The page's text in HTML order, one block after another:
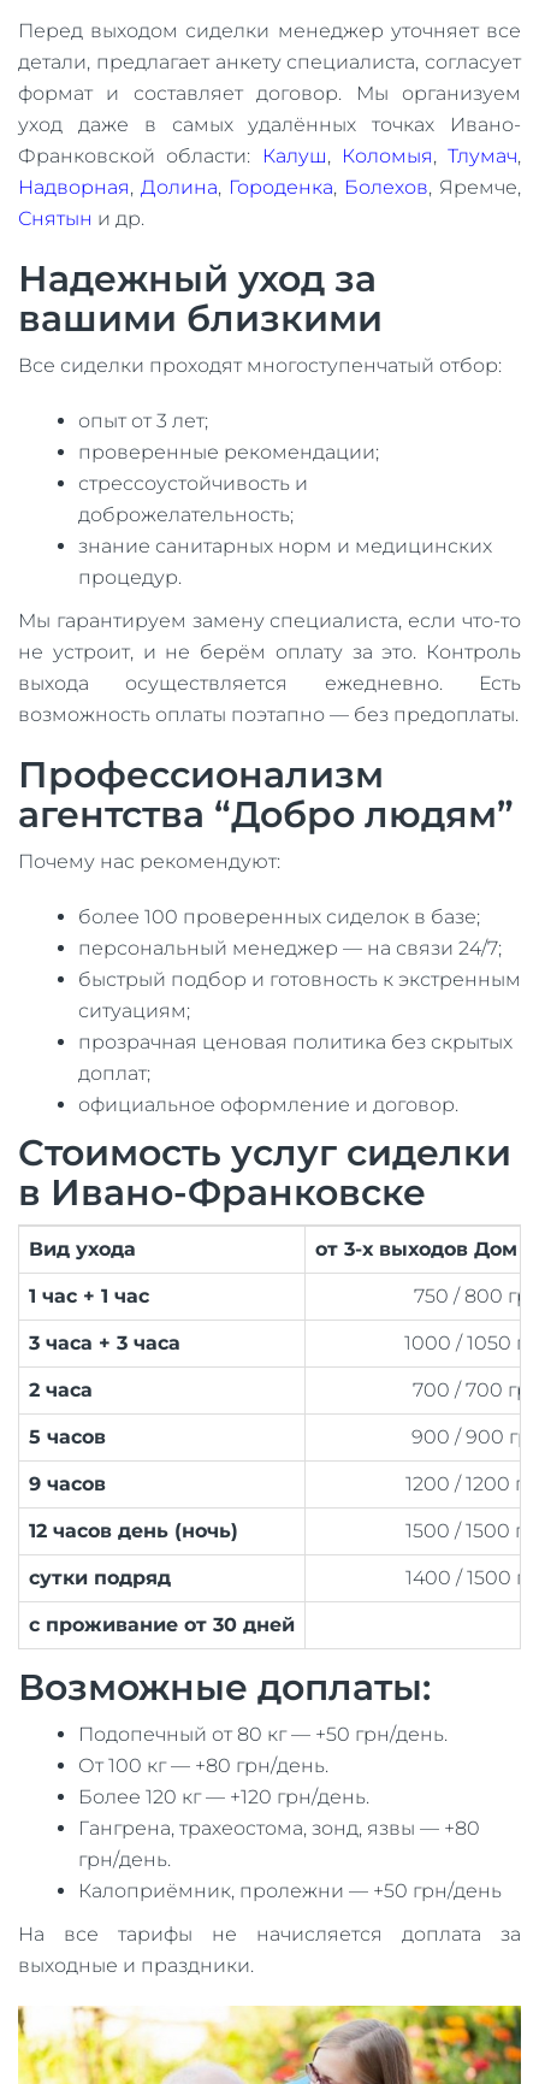
Перед выходом сиделки менеджер уточняет все
детали, предлагает анкету специалиста, согласует
формат и составляет договор. Мы организуем
уход даже в самых удалённых точках Ивано-
Франковской области:
Калуш, Коломыя, Тлумач,
Надворная, Долина, Городенка, Болехов, Яремче,
Снятын и др.
Надежный уход за
вашими близкими
Все сиделки проходят многоступенчатый отбор:
опыт от 3 лет;
проверенные рекомендации;
стрессоустойчивость и
доброжелательность;
знание санитарных норм и медицинских
процедур.
Мы гарантируем замену специалиста, если что-то
не устроит, и не берём оплату за это. Контроль
выхода осуществляется ежедневно. Есть
возможность оплаты поэтапно — без предоплаты.
Профессионализм
агентства “Добро людям”
Почему нас рекомендуют:
более 100 проверенных сиделок в базе;
персональный менеджер — на связи 24/7;
быстрый подбор и готовность к экстренным
ситуациям;
прозрачная ценовая политика без скрытых
доплат;
официальное оформление и договор.
Стоимость услуг сиделки
в Ивано-Франковске
Вид ухода от 3-х выходов Дом /
1 час + 1 час 750 / 800
3 часа + 3 часа 1000 / 1050
2 часа 700 / 700
5 часов 900 / 900
9 часов 1200 / 1200
12 часов день (ночь) 1500 / 1500
сутки подряд 1400 / 1500
с проживание от 30 дней
Возможные доплаты:
Подопечный от 80 кг — +50 грн/день.
От 100 кг — +80 грн/день.
Более 120 кг — +120 грн/день.
Гангрена, трахеостома, зонд, язвы — +80
грн/день.
Калоприёмник, пролежни — +50 грн/день
На все тарифы не начисляется доплата за
выходные и праздники.